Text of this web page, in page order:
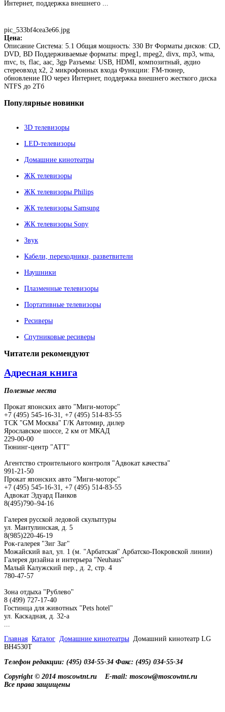
Интернет, поддержка внешнего ...
pic_533bf4cea3e66.jpg
Цена:
Описание Система: 5.1 Общая мощность: 330 Вт Форматы дисков: CD,
DVD, BD Поддерживаемые форматы: mpeg1, mpeg2, divx, mp3, wma,
mvc, ts, flac, aac, 3gp Разъемы: USB, HDMI, композитный, аудио
стереовход х2, 2 микрофонных входа Функции: FM-тюнер,
обновление ПО через Интернет, поддержка внешнего жесткого диска
NTFS до 2Тб
Популярные новинки
3D телевизоры
LED-телевизоры
Домашние кинотеатры
ЖК телевизоры
ЖК телевизоры Philips
ЖК телевизоры Samsung
ЖК телевизоры Sony
Звук
Кабели, переходники, разветвители
Наушники
Плазменные телевизоры
Портативные телевизоры
Ресиверы
Спутниковые ресиверы
Читатели рекомендуют
Адресная книга
Полезные места
Прокат японских авто "Миги-моторс"
+7 (495) 545-16-31, +7 (495) 514-83-55
ТСК "GM Москва" Г/К Автомир, дилер
Ярославское шоссе, 2 км от МКАД
229-00-00
Тюнинг-центр "АТТ"
Агентство строительного контроля "Адвокат качества"
991-21-50
Прокат японских авто "Миги-моторс"
+7 (495) 545-16-31, +7 (495) 514-83-55
Адвокат Эдуард Панков
8(495)790–94-16
Галерея русской ледовой скульптуры
ул. Мантулинская, д. 5
8(985)220-46-19
Рок-галерея "Зиг Заг"
Можайский вал, ул. 1 (м. "Арбатская" Арбатско-Покровской линии)
Галерея дизайна и интерьера "Neuhaus"
Малый Калужский пер., д. 2, стр. 4
780-47-57
Зона отдыха "Рублево"
8 (499) 727-17-40
Гостинца для животных "Рets hotel"
ул. Каскадная, д. 32-а
Главная Каталог Домашние кинотеатры Домашний кинотеатр LG
BH4530T
Телефон редакции: (495) 034-55-34 Факс: (495) 034-55-34
Copyright © 2014 moscowtnt.ru
E-mail: moscow@moscowtnt.ru
Все права защищены